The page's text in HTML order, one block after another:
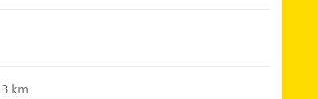
3 km